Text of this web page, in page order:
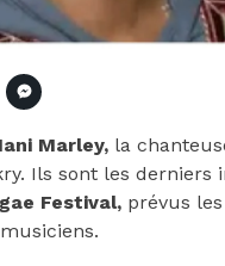
Marley, la
Ils sont les
Festival, prévus